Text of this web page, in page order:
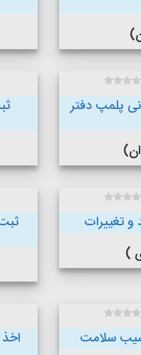
پلمپ دفتر
تغییرات
سلامت